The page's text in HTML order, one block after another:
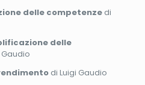
delle competenzedi
delle
di Luigi Gaudio